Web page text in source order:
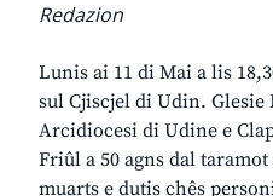
Redazion
Lunis ai 11 di Mai a lis
sul Cjiscjel di Udin. Glesie
Arcidiocesi di Udine e
Friûl a 50 agns dal
muarts e dutis chês